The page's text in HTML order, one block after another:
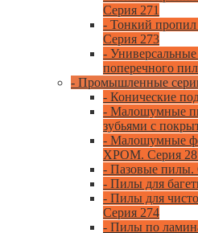
Серия 271
- Тонкий пропил
Серия 273
-
поперечного
- Промышленные
- Конические
- Малошумные
зубьями с
- Малошумные
ХРОМ. Серия
- Пазовые пилы.
- Пилы для
- Пилы для
Серия 274
- Пилы по